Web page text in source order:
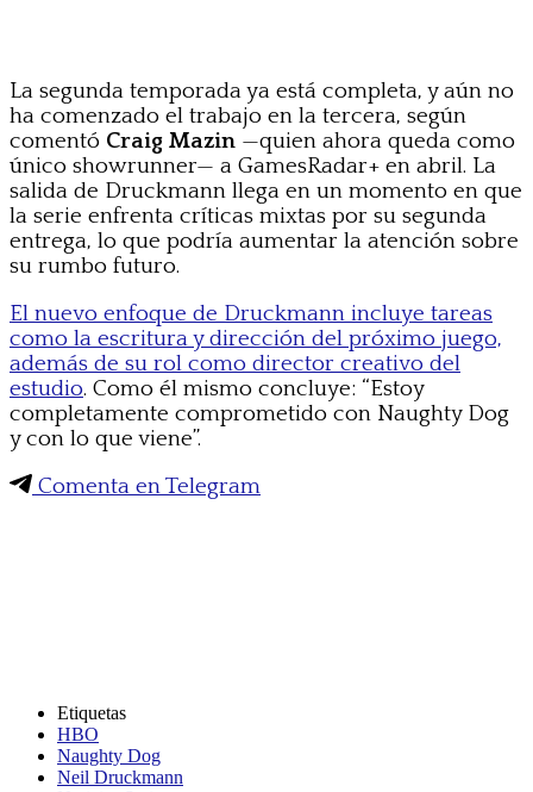
La segunda temporada ya está completa, y aún no
ha comenzado el trabajo en la tercera, según
comentó Craig Mazin —quien ahora queda como
único showrunner— a GamesRadar+ en abril. La
salida de Druckmann llega en un momento en que
la serie enfrenta críticas mixtas por su segunda
entrega, lo que podría aumentar la atención sobre
su rumbo futuro.
El nuevo enfoque de Druckmann incluye tareas
como la escritura y dirección del próximo juego,
además de su rol como director creativo del
estudio. Como él mismo concluye: “Estoy
completamente comprometido con Naughty Dog
y con lo que viene”.
Comenta en Telegram
Etiquetas
HBO
Naughty Dog
Neil Druckmann